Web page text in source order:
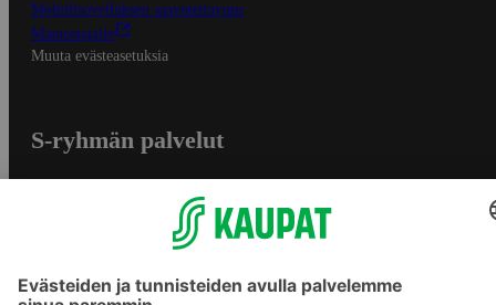
Mobiilisovelluksen saavutettavuus
Mainostajalle
Muuta evästeasetuksia
S-ryhmän palvelut
Yhteishyvä Ruoka -sovellus
S-ostoslista -sovellus